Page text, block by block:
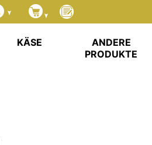
KÄSE
ANDERE
PRODUKTE